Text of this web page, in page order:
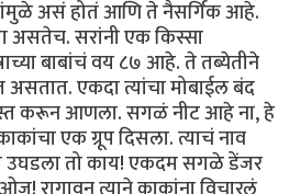
असं होतं आणि ते नैसर्गिक आहे.
असतेच. सरांनी एक किस्सा
बाबांचं वय ८७ आहे. ते तब्येतीने
एकदा त्यांचा मोबाईल बंद
करून आणला. सगळं नीट आहे ना, हे
एक ग्रूप दिसला. त्याचं नाव
उघडला तो काय! एकदम सगळे डेंजर